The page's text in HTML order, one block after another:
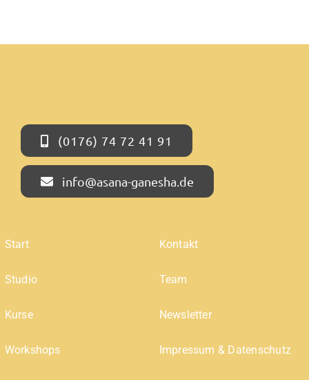
(0176) 74 72 41 91
info@asana-ganesha.de
Start
Studio
Kurse
Workshops
Kontakt
Team
Newsletter
Impressum & Datenschutz